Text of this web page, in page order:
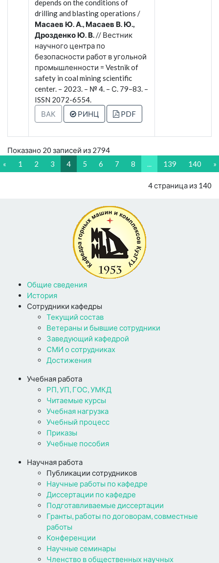
depends on the conditions of
drilling and blasting operations /
Масаев Ю. А., Масаев В. Ю.,
Дрозденко Ю. В.// Вестник
научного центра по
безопасности работ в угольной
промышленности = Vestnik of
safety in coal mining scientific
center. – 2023. – № 4. – С. 79–83. –
ISSN 2072-6554.
ВАК
РИНЦ PDF
Показано 20 записей из 2794
«
1 2 3 4 5 6 7 8 ... 139 140 »
4 страница из 140
Общие сведения
История
Сотрудники кафедры
Текущий состав
Ветераны и бывшие сотрудники
Заведующий кафедрой
СМИ о сотрудниках
Достижения
Учебная работа
РП, УП, ГОС, УМКД
Читаемые курсы
Учебная нагрузка
Учебный процесс
Приказы
Учебные пособия
Научная работа
Публикации сотрудников
Научные работы по кафедре
Диссертации по кафедре
Подготавливаемые диссертации
Гранты, работы по договорам, совместные
работы
Конференции
Научные семинары
Членство в общественных научных